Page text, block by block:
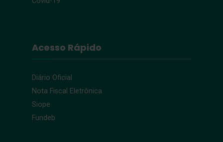
Acesso Rápido
Diário Oficial
Nota Fiscal Eletrônica
Siope
Fundeb